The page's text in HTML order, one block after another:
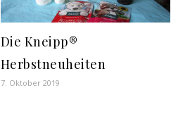
Die Kneipp®
Herbstneuheiten
7. Oktober 2019